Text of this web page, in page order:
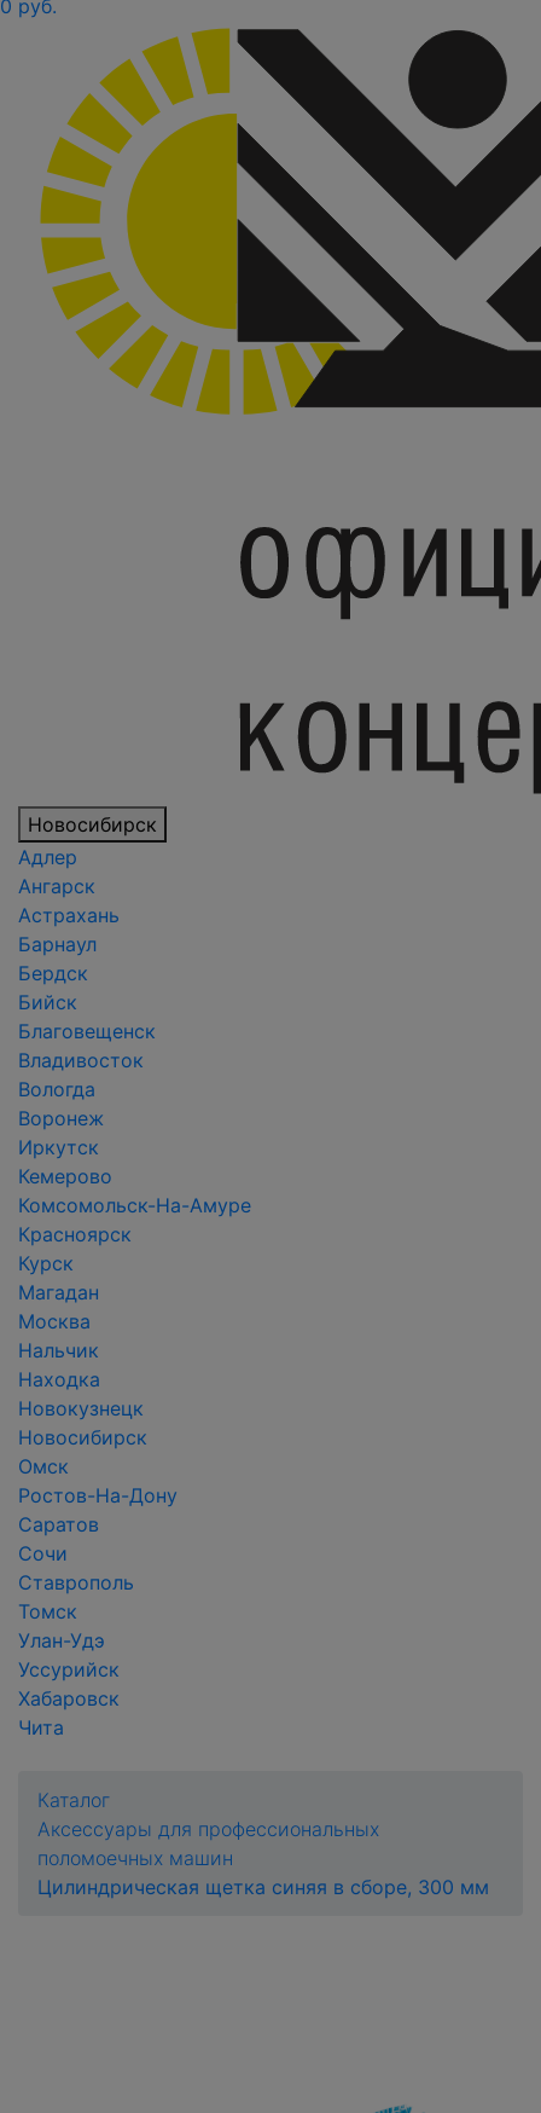
0 руб.
Новосибирск
Адлер
Ангарск
Астрахань
Барнаул
Бердск
Бийск
Благовещенск
Владивосток
Вологда
Воронеж
Иркутск
Кемерово
Комсомольск-На-Амуре
Красноярск
Курск
Магадан
Москва
Нальчик
Находка
Новокузнецк
Новосибирск
Омск
Ростов-На-Дону
Саратов
Сочи
Ставрополь
Томск
Улан-Удэ
Уссурийск
Хабаровск
Чита
Каталог
Аксессуары для профессиональных
поломоечных машин
Цилиндрическая щетка синяя в сборе, 300 мм